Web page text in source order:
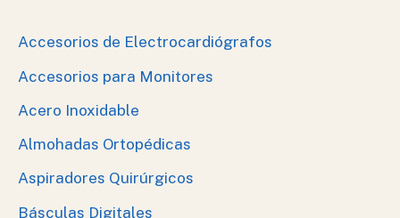
Accesorios de Electrocardiógrafos
Accesorios para Monitores
Acero Inoxidable
Almohadas Ortopédicas
Aspiradores Quirúrgicos
Básculas Digitales